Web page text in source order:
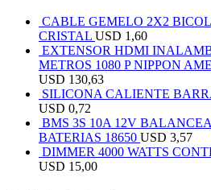
CABLE GEMELO 2X2
CRISTAL USD 1,60
EXTENSOR HDMI
METROS 1080 P NIPPON
USD 130,63
SILICONA CALIENTE
USD 0,72
BMS 3S 10A 12V
BATERIAS 18650 USD 3,57
DIMMER 4000 WATTS
USD 15,00